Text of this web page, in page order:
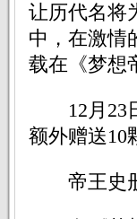
让历代名将
中，在激情
载在《梦想
12月23日
额外赠送10
帝王史册